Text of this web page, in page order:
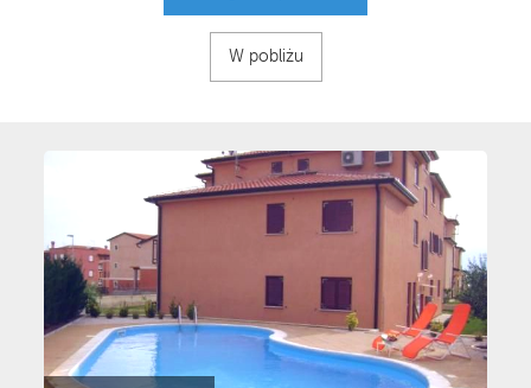
W pobliżu